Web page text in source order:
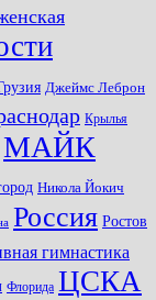
Джеймс Леброн
Крылья
МАЙК
Никола Йокич
Россия Ростов
гимнастика
Флорида ЦСКА